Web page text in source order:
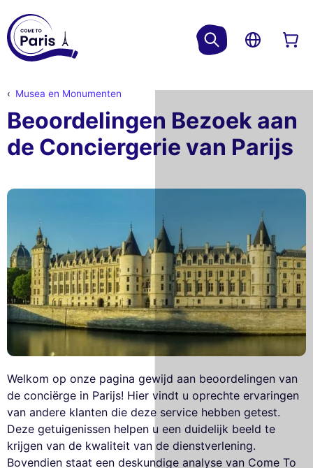
Musea en Monumenten
Beoordelingen Bezoek aan
de Conciergerie van Parijs
Welkom op onze pagina gewijd aan beoordelingen van
de conciërge in Parijs! Hier vindt u oprechte ervaringen
van andere klanten die deze service hebben getest.
Deze getuigenissen helpen u een duidelijk beeld te
krijgen van de kwaliteit van de dienstverlening.
Bovendien staat een deskundige analyse van Come To